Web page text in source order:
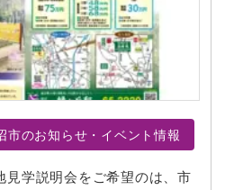
市のお知らせ・イベント情報
見学説明会をご希望のは、市